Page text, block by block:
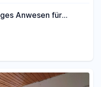
Anwesen für